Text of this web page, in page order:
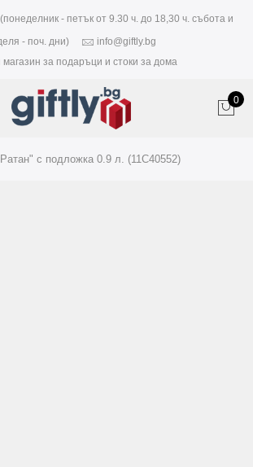
- петък от 9.30 ч. до 18,30 ч. събота и
- поч. дни)
info@giftly.bg
за подаръци и стоки за дома
0
с подложка 0.9 л. (11C40552)